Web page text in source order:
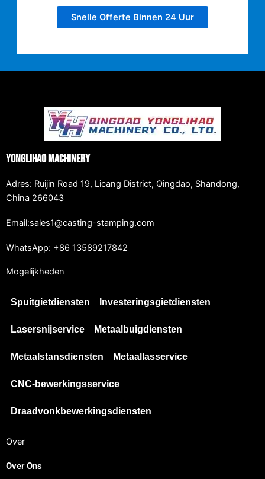
Snelle Offerte Binnen 24 Uur
Yonglihao Machinery
Adres: Ruijin Road 19, Licang District, Qingdao, Shandong,
China 266043
Email:sales1@casting-stamping.com
WhatsApp: +86 13589217842
Mogelijkheden
Spuitgietdiensten Investeringsgietdiensten
Lasersnijservice Metaalbuigdiensten
Metaalstansdiensten Metaallasservice
CNC-bewerkingsservice
Draadvonkbewerkingsdiensten
Over
Over Ons